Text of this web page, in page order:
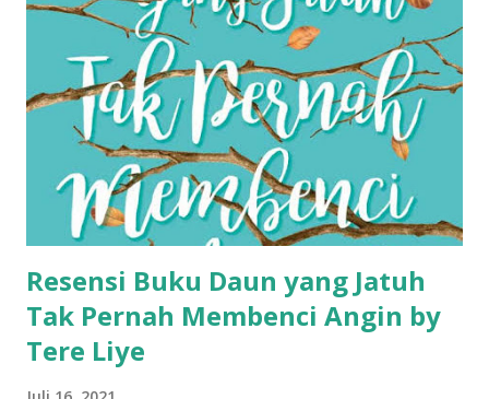
Resensi Buku Daun yang Jatuh
Tak Pernah Membenci Angin by
Tere Liye